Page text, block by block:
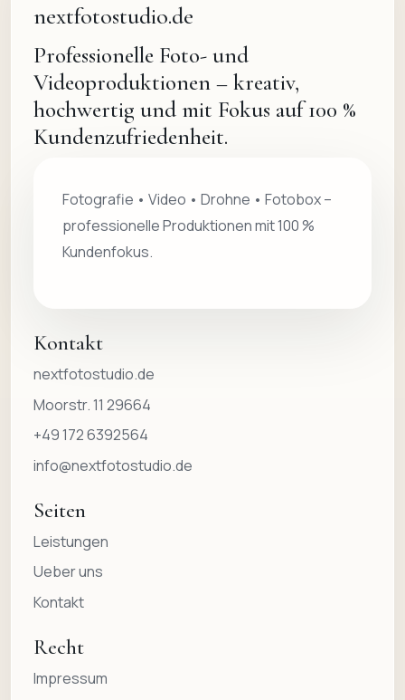
nextfotostudio.de
Professionelle Foto- und
Videoproduktionen – kreativ,
hochwertig und mit Fokus auf 100 %
Kundenzufriedenheit.
Fotografie • Video • Drohne • Fotobox –
professionelle Produktionen mit 100 %
Kundenfokus.
Kontakt
nextfotostudio.de
Moorstr. 11 29664
+49 172 6392564
info@nextfotostudio.de
Seiten
Leistungen
Ueber uns
Kontakt
Recht
Impressum